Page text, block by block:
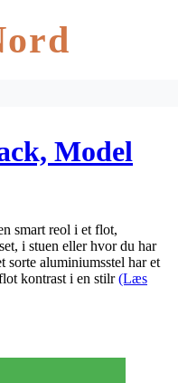
Model
smart reol i et flot,
i stuen eller hvor du har
sorte aluminiumsstel har et
kontrast i en stilr(Læs